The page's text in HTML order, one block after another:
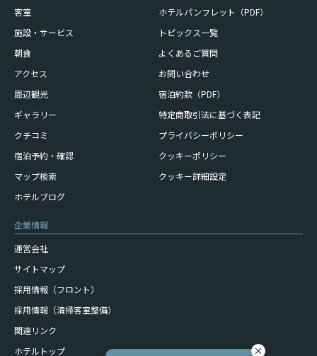
客室
施設・サービス
朝食
アクセス
周辺観光
ギャラリー
クチコミ
宿泊予約・確認
マップ検索
ホテルブログ
ホテルパンフレット（PDF）
トピックス一覧
よくあるご質問
お問い合わせ
宿泊約款（PDF）
特定商取引法に基づく表記
プライバシーポリシー
クッキーポリシー
クッキー詳細設定
企業情報
運営会社
サイトマップ
採用情報（フロント）
採用情報（清掃客室整備）
関連リンク
ホテルトップ